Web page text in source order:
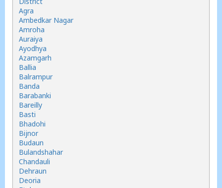
Agra
Ambedkar Nagar
Amroha
Auraiya
Ayodhya
Azamgarh
Ballia
Balrampur
Banda
Barabanki
Bareilly
Basti
Bhadohi
Bijnor
Budaun
Bulandshahar
Chandauli
Dehraun
Deoria